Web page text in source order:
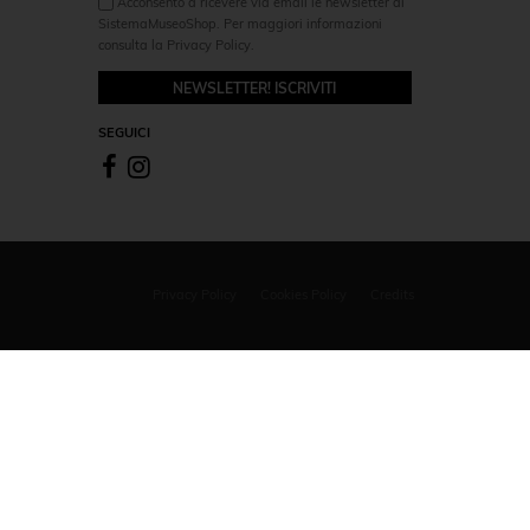
Acconsento a ricevere via email le newsletter di
SistemaMuseoShop. Per maggiori informazioni
consulta la Privacy Policy.
NEWSLETTER! ISCRIVITI
SEGUICI